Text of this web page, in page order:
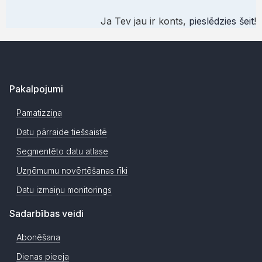
Ja Tev jau ir konts, pieslēdzies šeit!
Pakalpojumi
Pamatizziņa
Datu pārraide tiešsaistē
Segmentēto datu atlase
Uzņēmumu novērtēšanas rīki
Datu izmaiņu monitorings
Sadarbības veidi
Abonēšana
Dienas pieeja